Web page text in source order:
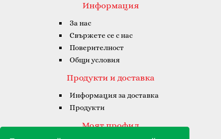
Информация
За нас
Свържете се с нас
Поверителност
Общи условия
Продукти и доставка
Информация за доставка
Продукти
Моят профил